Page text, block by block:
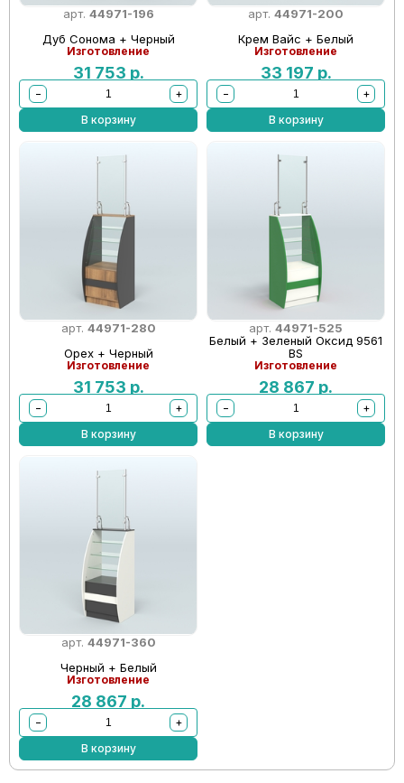
арт. 44971-196
Дуб Сонома + Черный
Изготовление
31 753 р.
−
+
В корзину
арт. 44971-200
Крем Вайс + Белый
Изготовление
33 197 р.
−
+
В корзину
арт. 44971-280
Орех + Черный
Изготовление
31 753 р.
−
+
В корзину
арт. 44971-525
Белый + Зеленый Оксид 9561
BS
Изготовление
28 867 р.
−
+
В корзину
арт. 44971-360
Черный + Белый
Изготовление
28 867 р.
−
+
В корзину